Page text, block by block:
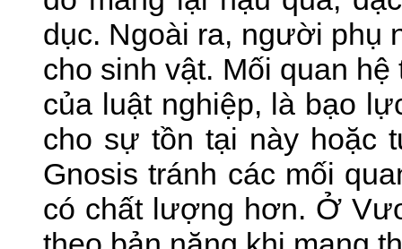
dục. Ngoài ra, người phụ
cho sinh vật. Mối quan
của luật nghiệp, là bạo
cho sự tồn tại này hoặc
Gnosis tránh các mối
có chất lượng hơn. Ở